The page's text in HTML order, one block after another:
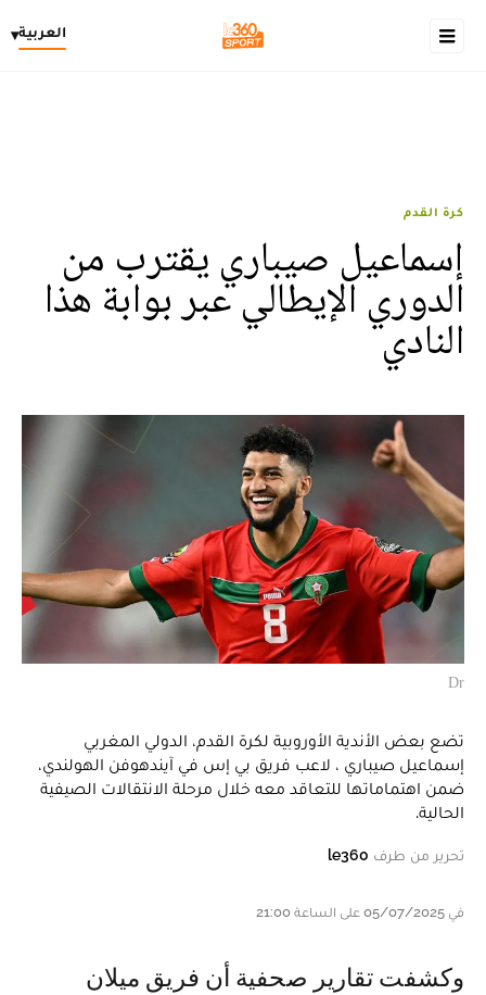
العربية▾
كرة القدم
إسماعيل صيباري يقترب من
الدوري الإيطالي عبر بوابة هذا
النادي
Dr
تضع بعض الأندية الأوروبية لكرة القدم، الدولي المغربي
إسماعيل صيباري ، لاعب فريق بي إس في آيندهوفن الهولندي،
ضمن اهتماماتها للتعاقد معه خلال مرحلة الانتقالات الصيفية
الحالية.
تحرير من طرف le360
في 05/07/2025 على الساعة 21:00
وكشفت تقارير صحفية أن فريق ميلان